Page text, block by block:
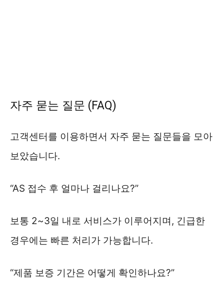
자주 묻는 질문 (FAQ)
고객센터를 이용하면서 자주 묻는 질문들을 모아
보았습니다.
“AS 접수 후 얼마나 걸리나요?”
보통 2~3일 내로 서비스가 이루어지며, 긴급한
경우에는 빠른 처리가 가능합니다.
“제품 보증 기간은 어떻게 확인하나요?”